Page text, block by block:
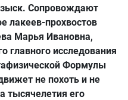
Сопровождают
лакеев-прохвостов
Марья Ивановна,
главного исследования
Формулы
не похоть и не
тысячелетия его